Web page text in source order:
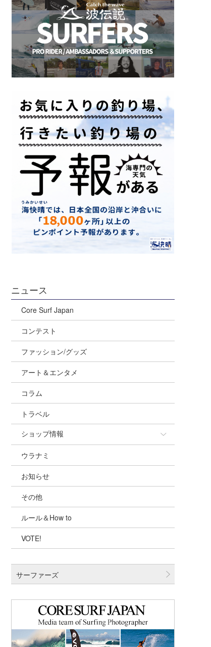
ニュース
Core Surf Japan
コンテスト
ファッション/グッズ
アート＆エンタメ
コラム
トラベル
ショップ情報
ショップ情報
湘南
千葉北
伊豆
千葉南
四国
沖縄
ウラナミ
お知らせ
その他
ルール＆How to
VOTE!
サーファーズ